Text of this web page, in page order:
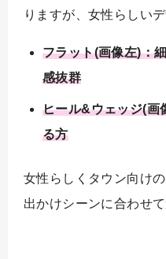
りますが、女性らしい
フラット(画像左)：
感抜群
ヒール&ウェッジ(画
る方
女性らしくタウン向け
出かけシーンに合わせ